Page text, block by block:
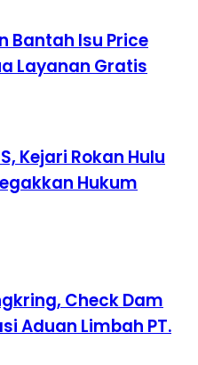
Bantah Isu Price
Layanan Gratis
Kejari Rokan Hulu
Hukum
Check Dam
Aduan Limbah PT.